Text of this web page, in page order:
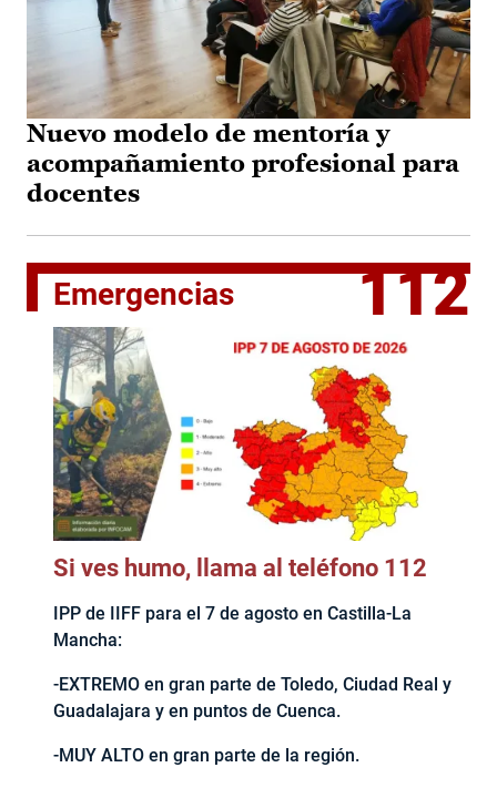
Nuevo modelo de mentoría y
acompañamiento profesional para
docentes
Emergencias 112
Si ves humo, llama al teléfono 112
IPP de IIFF para el 7 de agosto en Castilla-La
Mancha:
-EXTREMO en gran parte de Toledo, Ciudad Real y
Guadalajara y en puntos de Cuenca.
-MUY ALTO en gran parte de la región.